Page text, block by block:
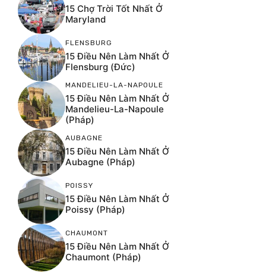
15 Chợ Trời Tốt Nhất Ở
Maryland
FLENSBURG
15 Điều Nên Làm Nhất Ở
Flensburg (Đức)
MANDELIEU-LA-NAPOULE
15 Điều Nên Làm Nhất Ở
Mandelieu-La-Napoule
(Pháp)
AUBAGNE
15 Điều Nên Làm Nhất Ở
Aubagne (Pháp)
POISSY
15 Điều Nên Làm Nhất Ở
Poissy (Pháp)
CHAUMONT
15 Điều Nên Làm Nhất Ở
Chaumont (Pháp)